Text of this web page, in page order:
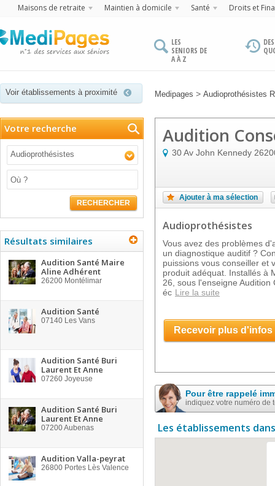
Maisons de retraite Maintien à domicile Santé Droits et
LES
SENIORS DE
A À Z
Voir établissements à proximité Medipages > Audioprothésistes
Votre recherche
Audioprothésistes
RECHERCHER
Résultats similaires
Audition Santé Maire
Aline Adhérent
26200 Montélimar
Audition Santé
07140 Les Vans
Audition Santé Buri
Laurent Et Anne
07260 Joyeuse
Audition Santé Buri
Laurent Et Anne
07200Aubenas
Audition Valla-peyrat
26800 Portes Lès Valence
Audition
30 Av John Kennedy
Ajouter à ma sélection
Audioprothésistes
Vous avez des problèmes
un diagnostique auditif ?
puissions vous conseiller et
produit adéquat. Installés à
26, sous l'enseigne
éc Lire la suite
Recevoir plus d'infos
Pour être rappelé
indiquez votre numéro de
Les établissements